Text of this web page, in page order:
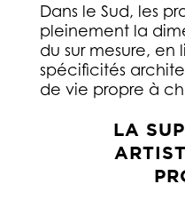
Dans le Sud, les
pleinement la
du sur mesure, en
spécificités
de vie propre à
LA